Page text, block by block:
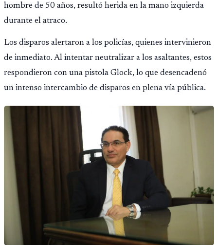
hombre de 50 años, resultó herida en la mano izquierda
durante el atraco.
Los disparos alertaron a los policías, quienes intervinieron
de inmediato. Al intentar neutralizar a los asaltantes, estos
respondieron con una pistola Glock, lo que desencadenó
un intenso intercambio de disparos en plena vía pública.